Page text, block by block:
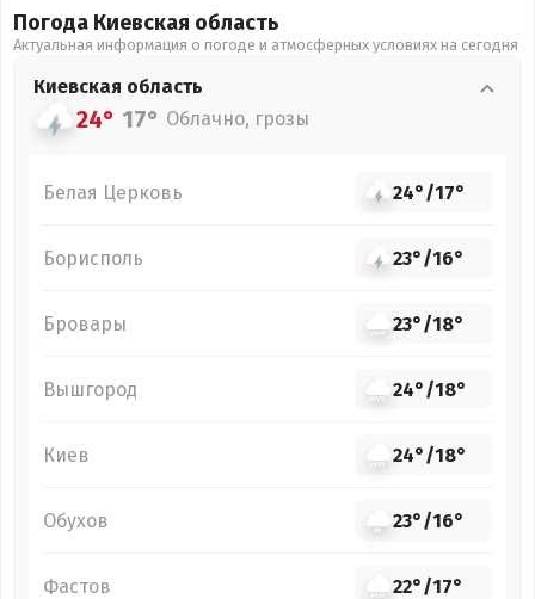
Погода Киевская область
Актуальная информация о погоде и атмосферных условиях на сегодня
Киевская область
24° 17° Облачно, грозы
Белая Церковь 24°/17°
Борисполь 23°/16°
Бровары 23°/18°
Вышгород 24°/18°
Киев 24°/18°
Обухов 23°/16°
Фастов 22°/17°